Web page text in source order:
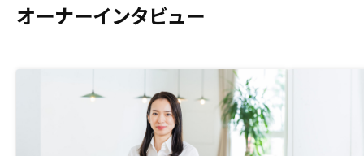
オーナーインタビュー